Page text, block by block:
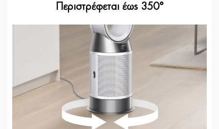
Περιστρέφεται έως 350°